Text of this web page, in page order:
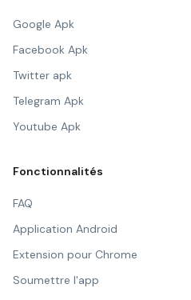
Google Apk
Facebook Apk
Twitter apk
Telegram Apk
Youtube Apk
Fonctionnalités
FAQ
Application Android
Extension pour Chrome
Soumettre l'app